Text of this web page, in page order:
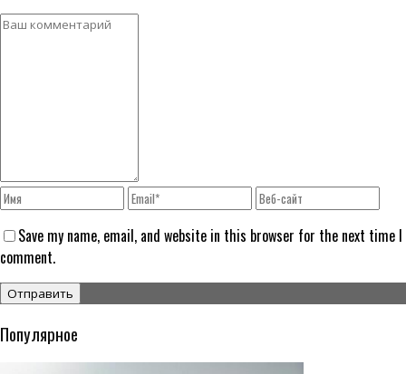
Save my name, email, and website in this browser for the next time I
comment.
Популярное